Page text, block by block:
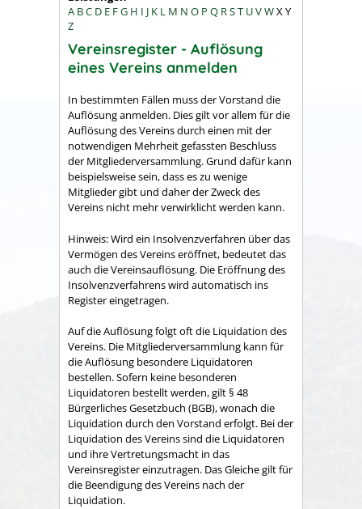
A BC D E FG H I J K L M N O P Q RST UVWXY
Z
Vereinsregister - Auflösung
eines Vereins anmelden
In bestimmten Fällen muss der Vorstand die
Auflösung anmelden. Dies gilt vor allem für die
Auflösung des Vereins durch einen mit der
notwendigen Mehrheit gefassten Beschluss
der Mitgliederversammlung. Grund dafür kann
beispielsweise sein, dass es zu wenige
Mitglieder gibt und daher der Zweck des
Vereins nicht mehr verwirklicht werden kann.
Hinweis: Wird ein Insolvenzverfahren über das
Vermögen des Vereins eröffnet, bedeutet das
auch die Vereinsauflösung. Die Eröffnung des
Insolvenzverfahrens wird automatisch ins
Register eingetragen.
Auf die Auflösung folgt oft die Liquidation des
Vereins. Die Mitgliederversammlung kann für
die Auflösung besondere Liquidatoren
bestellen. Sofern keine besonderen
Liquidatoren bestellt werden, gilt § 48
Bürgerliches Gesetzbuch (BGB), wonach die
Liquidation durch den Vorstand erfolgt. Bei der
Liquidation des Vereins sind die Liquidatoren
und ihre Vertretungsmacht in das
Vereinsregister einzutragen. Das Gleiche gilt für
die Beendigung des Vereins nach der
Liquidation.